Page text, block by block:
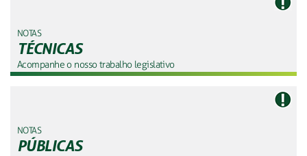
NOTAS
TÉCNICAS
Acompanhe o nosso trabalho legislativo
NOTAS
PÚBLICAS